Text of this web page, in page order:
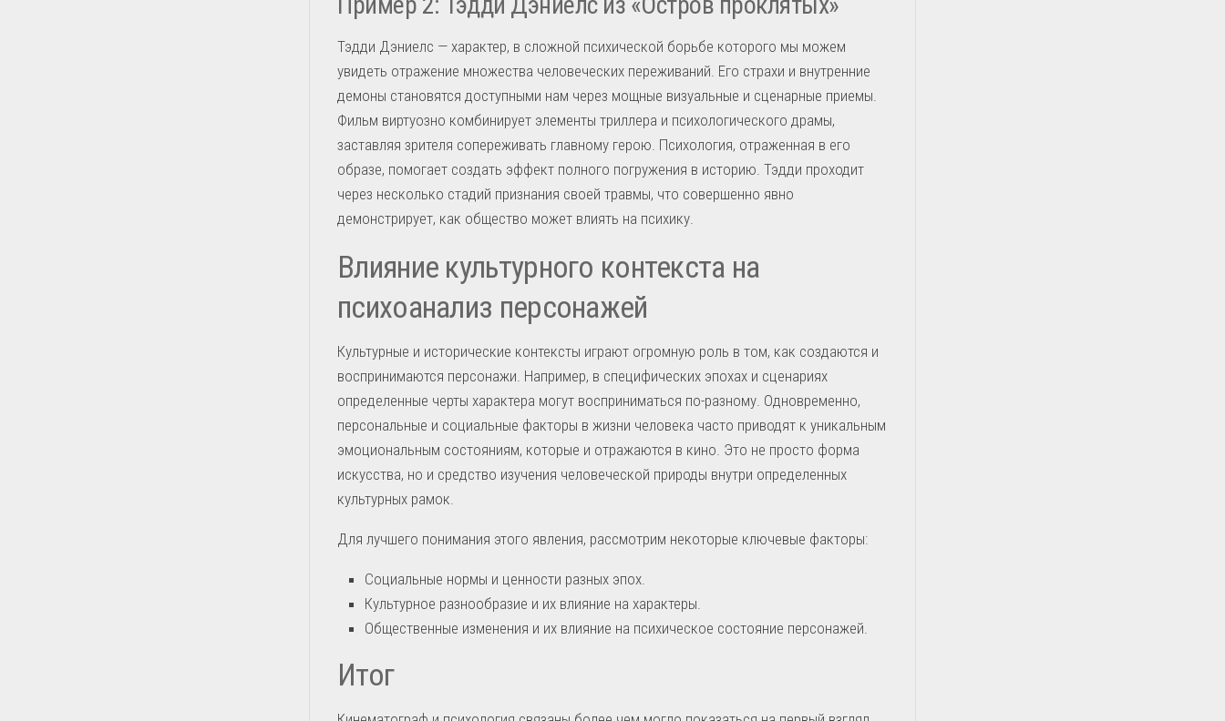
Тэдди Дэниелс — характер, в сложной психической борьбе которого мы можем
увидеть отражение множества человеческих переживаний. Его страхи и внутренние
демоны становятся доступными нам через мощные визуальные и сценарные приемы.
Фильм виртуозно комбинирует элементы триллера и психологического драмы,
заставляя зрителя сопереживать главному герою. Психология, отраженная в его
образе, помогает создать эффект полного погружения в историю. Тэдди проходит
через несколько стадий признания своей травмы, что совершенно явно
демонстрирует, как общество может влиять на психику.
Влияние культурного контекста на
психоанализ персонажей
Культурные и исторические контексты играют огромную роль в том, как создаются и
воспринимаются персонажи. Например, в специфических эпохах и сценариях
определенные черты характера могут восприниматься по-разному. Одновременно,
персональные и социальные факторы в жизни человека часто приводят к уникальным
эмоциональным состояниям, которые и отражаются в кино. Это не просто форма
искусства, но и средство изучения человеческой природы внутри определенных
культурных рамок.
Для лучшего понимания этого явления, рассмотрим некоторые ключевые факторы:
Социальные нормы и ценности разных эпох.
Культурное разнообразие и их влияние на характеры.
Общественные изменения и их влияние на психическое состояние персонажей.
Итог